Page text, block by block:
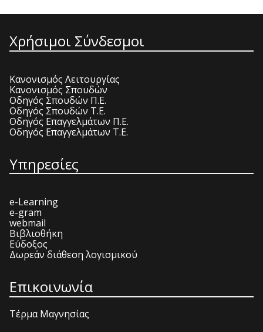
Χρήσιμοι Σύνδεσμοι
Κανονισμός Λειτουργίας
Κανονισμός Σπουδών
Οδηγός Σπουδών Π.Ε.
Οδηγός Σπουδών Τ.Ε.
Οδηγός Επαγγελμάτων Π.Ε.
Οδηγός Επαγγελμάτων Τ.Ε.
Υπηρεσίες
e-Learning
e-gram
webmail
Βιβλιοθήκη
Εύδοξος
Δωρεάν διάθεση λογισμικού
Επικοινωνία
Τέρμα Μαγνησίας